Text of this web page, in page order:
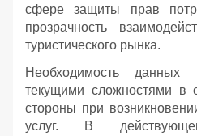
сфере защиты прав
прозрачность
туристического рынка.
Необходимость данных
текущими сложностями в
стороны при
услуг. В действующем